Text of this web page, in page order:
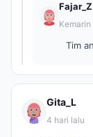
Fajar_Z
Kemarin
Tim
Gita_L
4 hari lalu